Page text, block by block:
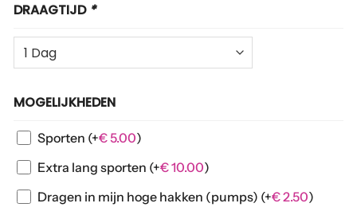
DRAAGTIJD *
MOGELIJKHEDEN
Sporten (+€5.00)
Extra lang sporten (+€10.00)
Dragen in mijn hoge hakken (pumps) (+€2.50)